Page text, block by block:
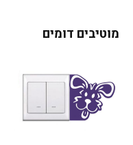
מוטיבים דומים